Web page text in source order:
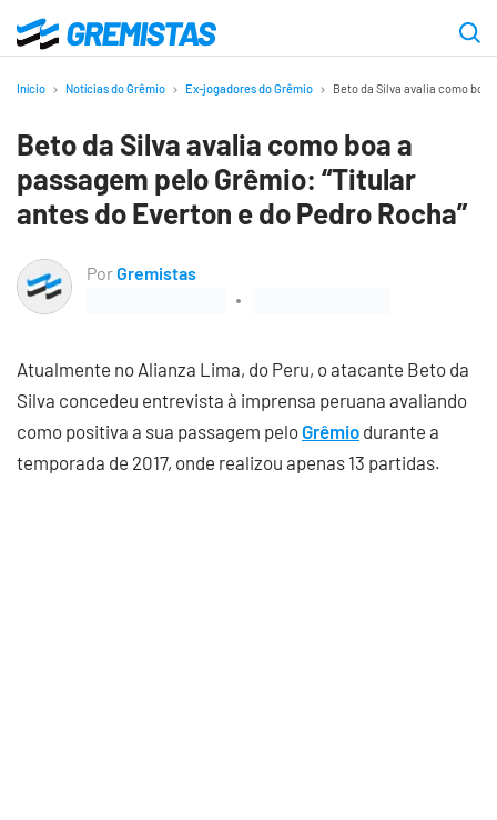
para
principal
Gremistas
Início Notícias do Grêmio Ex-jogadores do Grêmio Beto da Silva avalia como boa
Beto da Silva avalia como boa a
passagem pelo Grêmio: “Titular
antes do Everton e do Pedro Rocha”
PorGremistas
Atualmente no Alianza Lima, do Peru, o atacante Beto da
Silva concedeu entrevista à imprensa peruana avaliando
como positiva a sua passagem pelo Grêmio durante a
temporada de 2017, onde realizou apenas 13 partidas.